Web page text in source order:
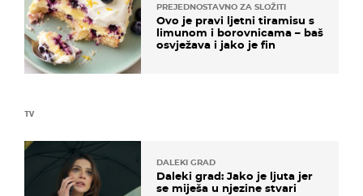
TV
DALEKI GRAD
Daleki grad: Jako je ljuta jer
se miješa u njezine stvari
PREJEDNOSTAVNO ZA SLOŽITI
Ovo je pravi ljetni tiramisu s
limunom i borovnicama – baš
osvježava i jako je fin